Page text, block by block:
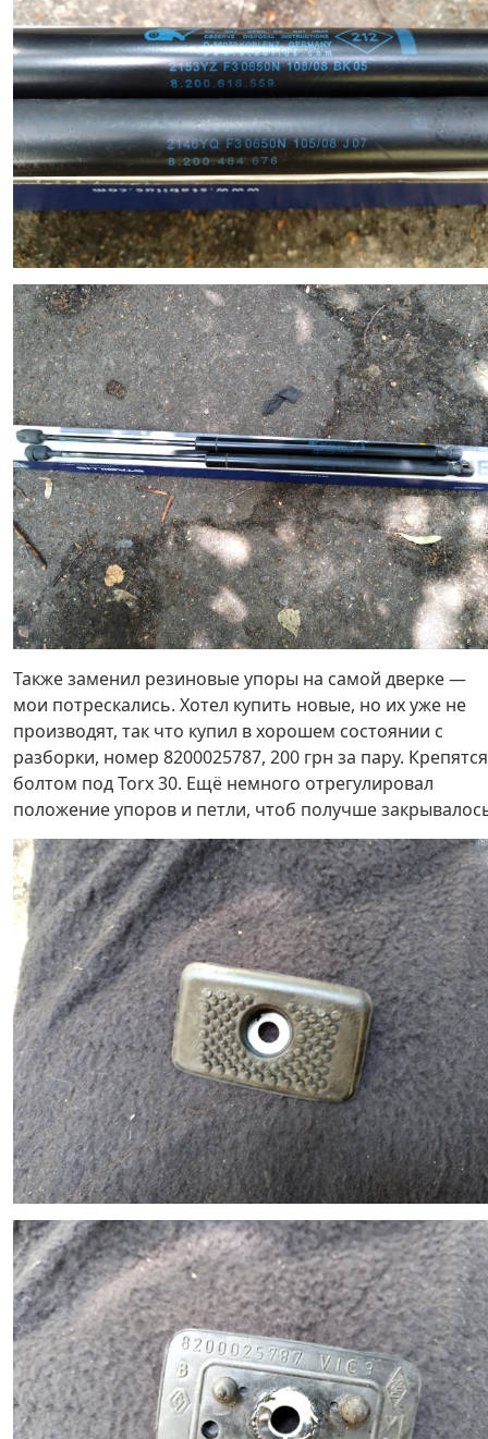
Также заменил резиновые упоры на самой дверке —
мои потрескались. Хотел купить новые, но их уже не
производят, так что купил в хорошем состоянии с
разборки, номер 8200025787, 200 грн за пару. Крепятся
болтом под Torx 30. Ещё немного отрегулировал
положение упоров и петли, чтоб получше